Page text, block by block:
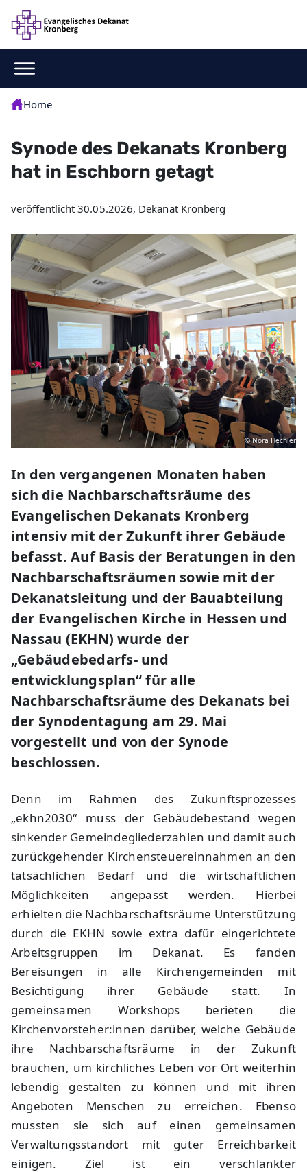
Home
Synode des Dekanats Kronberg
hat in Eschborn getagt
veröffentlicht 30.05.2026, Dekanat Kronberg
© Nora Hechler
In den vergangenen Monaten haben
sich die Nachbarschaftsräume des
Evangelischen Dekanats Kronberg
intensiv mit der Zukunft ihrer Gebäude
befasst. Auf Basis der Beratungen in den
Nachbarschaftsräumen sowie mit der
Dekanatsleitung und der Bauabteilung
der Evangelischen Kirche in Hessen und
Nassau (EKHN) wurde der
„Gebäudebedarfs- und
entwicklungsplan“ für alle
Nachbarschaftsräume des Dekanats bei
der Synodentagung am 29. Mai
vorgestellt und von der Synode
beschlossen.
Denn im Rahmen des Zukunftsprozesses
„ekhn2030“ muss der Gebäudebestand wegen
sinkender Gemeindegliederzahlen und damit auch
zurückgehender Kirchensteuereinnahmen an den
tatsächlichen Bedarf und die wirtschaftlichen
Möglichkeiten angepasst werden. Hierbei
erhielten die Nachbarschaftsräume Unterstützung
durch die EKHN sowie extra dafür eingerichtete
Arbeitsgruppen im Dekanat. Es fanden
Bereisungen in alle Kirchengemeinden mit
Besichtigung ihrer Gebäude statt. In
gemeinsamen Workshops berieten die
Kirchenvorsteher:innen darüber, welche Gebäude
ihre Nachbarschaftsräume in der Zukunft
brauchen, um kirchliches Leben vor Ort weiterhin
lebendig gestalten zu können und mit ihren
Angeboten Menschen zu erreichen. Ebenso
mussten sie sich auf einen gemeinsamen
Verwaltungsstandort mit guter Erreichbarkeit
einigen. Ziel ist ein verschlankter